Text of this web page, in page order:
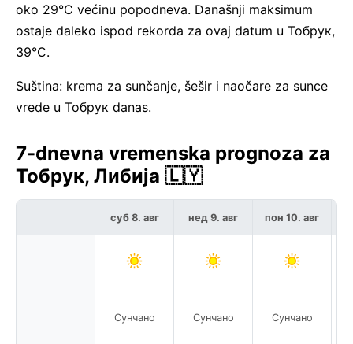
oko 29°C većinu popodneva. Današnji maksimum
ostaje daleko ispod rekorda za ovaj datum u Тобрук,
39°C.
Suština: krema za sunčanje, šešir i naočare za sunce
vrede u Тобрук danas.
7-dnevna vremenska prognoza za
Тобрук, Либија 🇱🇾
суб 8. авг
Сунчано
нед 9. авг
Сунчано
пон 10. авг
Сунчано